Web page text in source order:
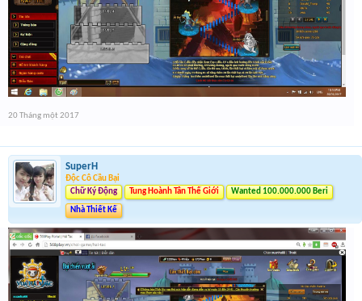
20 Tháng một 2017
SuperH
Độc Cô Cầu Bại
Chữ Ký Động
Tung Hoành Tân Thế Giới Wanted 100.000.000 Beri
Nhà Thiết Kế